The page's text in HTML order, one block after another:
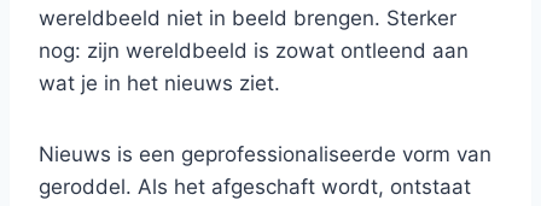
wereldbeeld niet in beeld brengen. Sterker
nog: zijn wereldbeeld is zowat ontleend aan
wat je in het nieuws ziet.
Nieuws is een geprofessionaliseerde vorm van
geroddel. Als het afgeschaft wordt, ontstaat